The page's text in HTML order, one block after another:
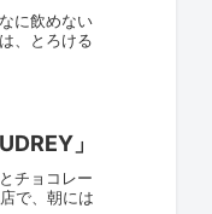
に飲めない
、とろける
」
チョコレー
で、朝には